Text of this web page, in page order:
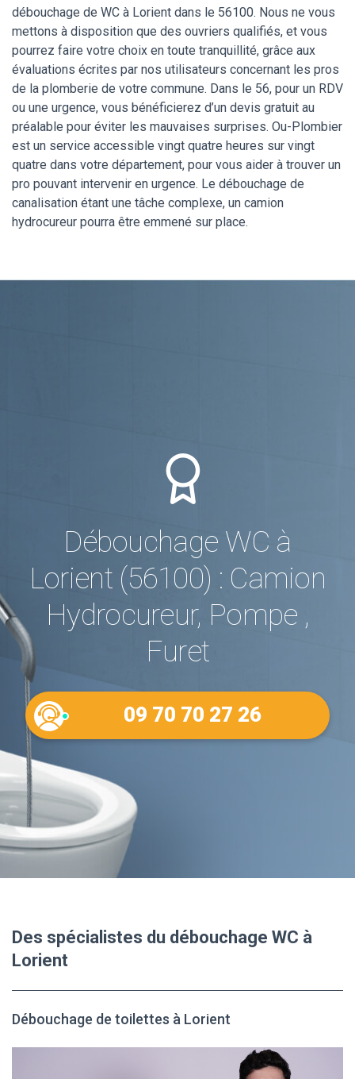
débouchage de WC à Lorient dans le 56100. Nous ne vous
mettons à disposition que des ouvriers qualifiés, et vous
pourrez faire votre choix en toute tranquillité, grâce aux
évaluations écrites par nos utilisateurs concernant les pros
de la plomberie de votre commune. Dans le 56, pour un RDV
ou une urgence, vous bénéficierez d’un devis gratuit au
préalable pour éviter les mauvaises surprises. Ou-Plombier
est un service accessible vingt quatre heures sur vingt
quatre dans votre département, pour vous aider à trouver un
pro pouvant intervenir en urgence. Le débouchage de
canalisation étant une tâche complexe, un camion
hydrocureur pourra être emmené sur place.
Débouchage WC à
Lorient (56100) : Camion
Hydrocureur, Pompe ,
Furet
09 70 70 27 26
Des spécialistes du débouchage WC à
Lorient
Débouchage de toilettes à Lorient